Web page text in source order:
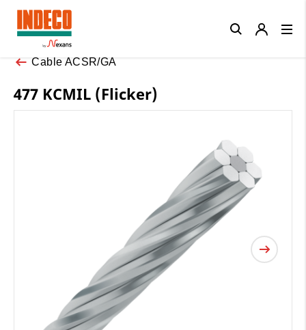
Cable ACSR/GA
477 KCMIL (Flicker)